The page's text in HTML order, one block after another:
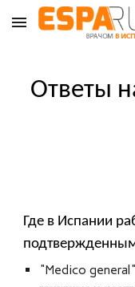
Skip to main content
Ответы
Где в Испании
"Medico